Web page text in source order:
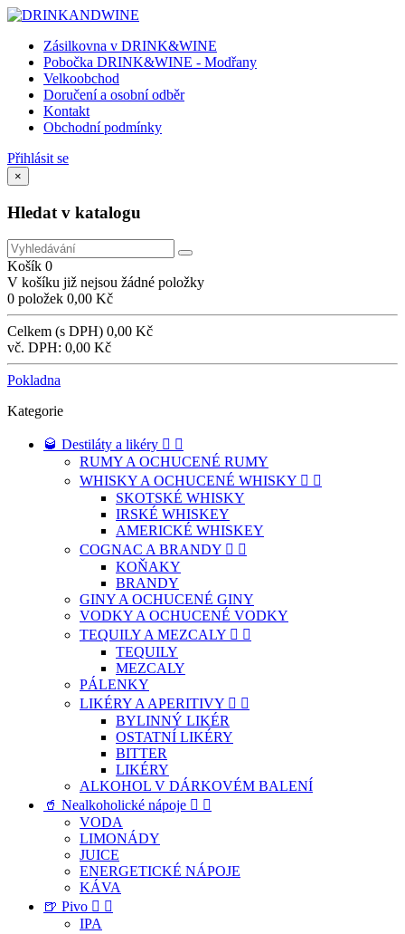
Zásilkovna v DRINK&WINE
Pobočka DRINK&WINE - Modřany
Velkoobchod
Doručení a osobní odběr
Kontakt
Obchodní podmínky
Přihlásit se
×
Hledat v katalogu
Košík 0
V košíku již nejsou žádné položky
0 položek 0,00 Kč
Celkem (s DPH) 0,00 Kč
vč. DPH: 0,00 Kč
Pokladna
Kategorie
🥃 Destiláty a likéry  
RUMY A OCHUCENÉ RUMY
WHISKY A OCHUCENÉ WHISKY  
SKOTSKÉ WHISKY
IRSKÉ WHISKEY
AMERICKÉ WHISKEY
COGNAC A BRANDY  
KOŇAKY
BRANDY
GINY A OCHUCENÉ GINY
VODKY A OCHUCENÉ VODKY
TEQUILY A MEZCALY  
TEQUILY
MEZCALY
PÁLENKY
LIKÉRY A APERITIVY  
BYLINNÝ LIKÉR
OSTATNÍ LIKÉRY
BITTER
LIKÉRY
ALKOHOL V DÁRKOVÉM BALENÍ
🥤 Nealkoholické nápoje  
VODA
LIMONÁDY
JUICE
ENERGETICKÉ NÁPOJE
KÁVA
🍺 Pivo  
IPA